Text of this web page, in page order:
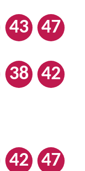
43 47
38 42
42 47